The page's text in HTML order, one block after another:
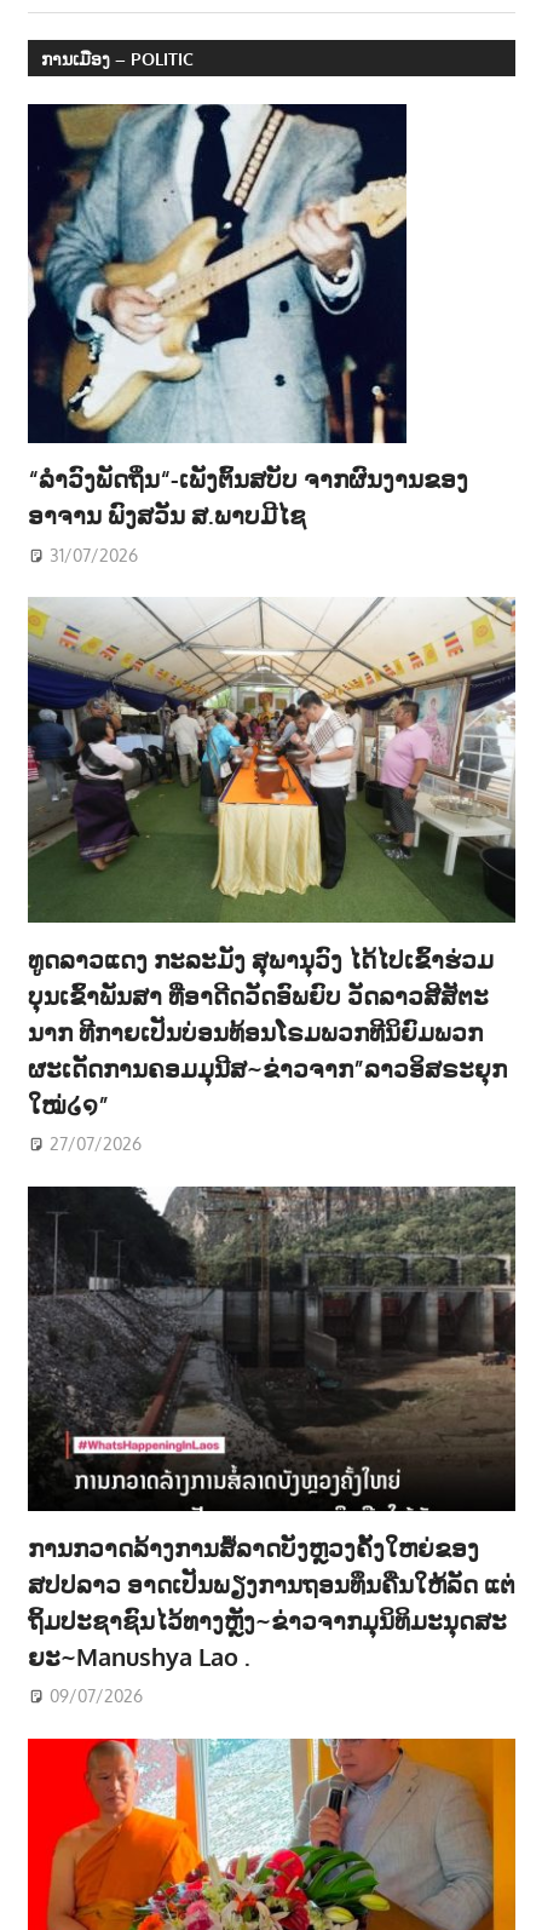
Post:
ການເມືອງ – POLITIC
“ລຳວົງພັດຖິ່ນ“-ເພັງຕົ້ນສບັບ ຈາກຜົນງານຂອງ
ອາຈານ ພົງສວັນ ສ.ພາບມີໄຊ
31/07/2026
ທູດລາວແດງ ກະລະມັງ ສຸພານຸວົງ ໄດ້ໄປເຂົ້າຮ່ວມ
ບຸນເຂົ້າພັນສາ ທີ່ອາດີດວັດອົພຍົບ ວັດລາວສີສັຕະ
ນາກ ທີກາຍເປັນບ່ອນທ້ອນໂຣມພວກທີນິຍົມພວກ
ຜະເດັດການຄອມມຸນີສ~ຂ່າວຈາກ”ລາວອິສຣະຍຸກ
ໃໝ່໒໑”
27/07/2026
ການກວາດລ້າງການສໍ້ລາດບັງຫຼວງຄັ້ງໃຫຍ່ຂອງ
ສປປລາວ ອາດເປັນພຽງການຖອນທຶນຄືນໃຫ້ລັດ ແຕ່
ຖິ້ມປະຊາຊົນໄວ້ທາງຫຼັງ~ຂ່າວຈາກມຸນິທິມະນຸດສະ
ຍະ~Manushya Lao .
09/07/2026